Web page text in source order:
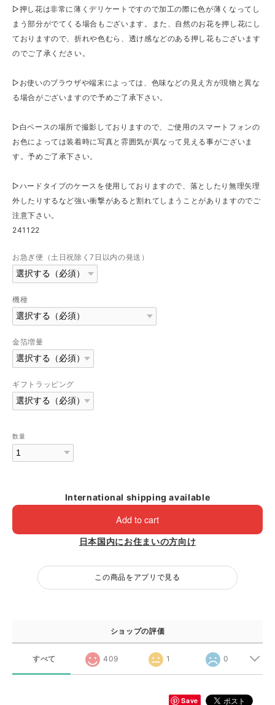
▷押し花は非常に薄くデリケートですので加工の際に色が薄くなってし
まう部分がでてくる場合もございます。また、自然のお花を押し花にし
ておりますので、折れや色むら、透け感などのある押し花もございます
のでご了承ください。
▷お使いのブラウザや端末によっては、色味などの見え方が現物と異な
る場合がございますので予めご了承下さい。
▷白ベースの場所で撮影しておりますので、ご使用のスマートフォンの
お色によっては装着時に写真と雰囲気が異なって見える事がございま
す。予めご了承下さい。
▷ハードタイプのケースを使用しておりますので、落としたり無理矢理
外したりするなど強い衝撃があると割れてしまうことがありますのでご
注意下さい。
241122
お急ぎ便（土日祝除く7日以内の発送）
機種
金箔増量
ギフトラッピング
数量
International shipping available
Add to cart
日本国内にお住まいの方向け
この商品をアプリで見る
ショップの評価
すべて 409 1 0
Save